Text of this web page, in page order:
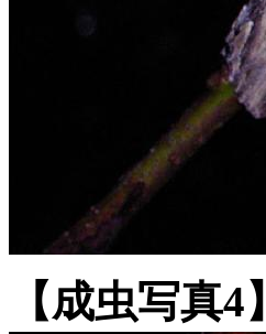
【成虫写真4】